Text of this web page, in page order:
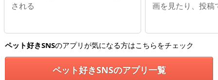
される
画を見たり、投稿
ペット好きSNSのアプリが気になる方はこちらをチェック
ペット好きSNSのアプリ一覧